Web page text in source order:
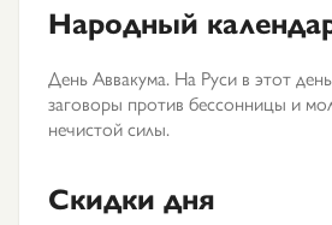
Народный
День Аввакума. На Руси в этот
заговоры против бессонницы и
нечистой силы.
Скидки дня